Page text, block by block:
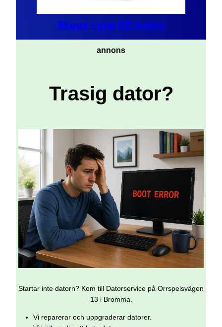
Skapa egna QR-koder
annons
Trasig dator?
Startar inte datorn? Kom till Datorservice på Orrspelsvägen
13 i Bromma.
Vi reparerar och uppgraderar datorer.